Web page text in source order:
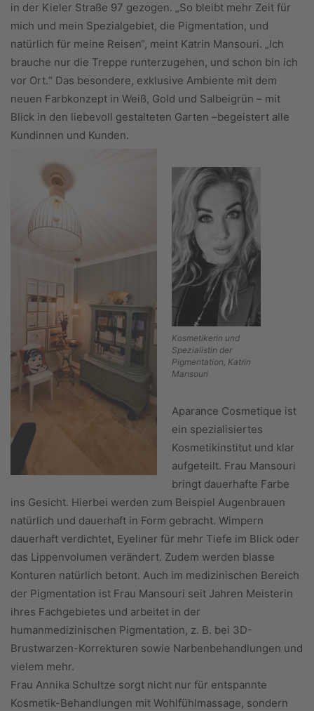
in der Kieler Straße 97 gezogen. „So bleibt mehr Zeit für
mich und mein Spezialgebiet, die Pigmentation, und
natürlich für meine Reisen“, meint Katrin Mansouri. „Ich
brauche nur die Treppe runterzugehen, und schon bin ich
vor Ort.“ Das besondere, exklusive Ambiente mit dem
neuen Farbkonzept in Weiß, Gold und Salbeigrün – mit
Blick in den liebevoll gestalteten Garten –begeistert alle
Kundinnen und Kunden.
Kosmetikerin und
Spezialistin der
Pigmentation, Katrin
Mansouri
Aparance Cosmetique ist
ein spezialisiertes
Kosmetikinstitut und klar
aufgeteilt. Frau Mansouri
bringt dauerhafte Farbe
ins Gesicht. Hierbei werden zum Beispiel Augenbrauen
natürlich und dauerhaft in Form gebracht. Wimpern
dauerhaft verdichtet, Eyeliner für mehr Tiefe im Blick oder
das Lippenvolumen verändert. Zudem werden blasse
Konturen natürlich betont. Auch im medizinischen Bereich
der Pigmentation ist Frau Mansouri seit Jahren Meisterin
ihres Fachgebietes und arbeitet in der
humanmedizinischen Pigmentation, z. B. bei 3D-
Brustwarzen-Korrekturen sowie Narbenbehandlungen und
vielem mehr.
Frau Annika Schultze sorgt nicht nur für entspannte
Kosmetik-Behandlungen mit Wohlfühlmassage, sondern